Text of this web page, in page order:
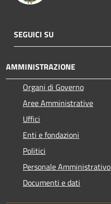
SEGUICI SU
AMMINISTRAZIONE
Organi di Governo
Aree Amministrative
Uffici
Enti e fondazioni
Politici
Personale Amministrativo
Documenti e dati